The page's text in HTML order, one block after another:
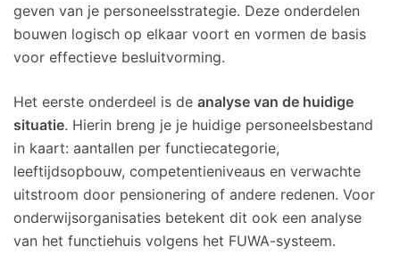
geven van je personeelsstrategie. Deze onderdelen
bouwen logisch op elkaar voort en vormen de basis
voor effectieve besluitvorming.
Het eerste onderdeel is de analyse van de huidige
situatie. Hierin breng je je huidige personeelsbestand
in kaart: aantallen per functiecategorie,
leeftijdsopbouw, competentieniveaus en verwachte
uitstroom door pensionering of andere redenen. Voor
onderwijsorganisaties betekent dit ook een analyse
van het functiehuis volgens het FUWA-systeem.